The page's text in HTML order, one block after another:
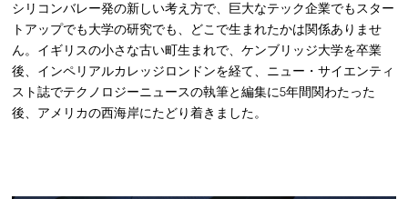
シリコンバレー発の新しい考え方で、巨大なテック企業でもスター
トアップでも大学の研究でも、どこで生まれたかは関係ありませ
ん。イギリスの小さな古い町生まれで、ケンブリッジ大学を卒業
後、インペリアルカレッジロンドンを経て、ニュー・サイエンティ
スト誌でテクノロジーニュースの執筆と編集に5年間関わたった
後、アメリカの西海岸にたどり着きました。